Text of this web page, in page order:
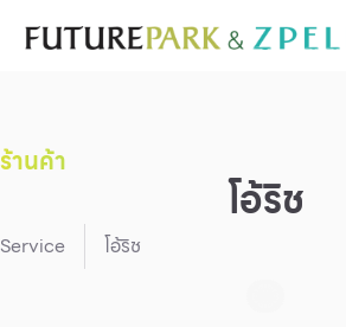
Cosmetic
Fashion
Food
ร้านค้า
โอ้ริช
Service โอ้ริช